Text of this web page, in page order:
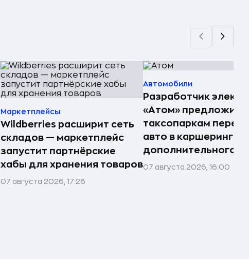
Маркетплейсы
Wildberries расширит сеть
складов — маркетплейс
запустит партнёрские
хабы для хранения товаров
07 августа 2026, 17:26
Автомобили
Разработчик
«Атом» предложил
таксопаркам
авто в каршеринг —
дополнительного
07 августа 2026, 16:00